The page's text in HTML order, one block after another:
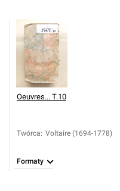
Oeuvres... T.10
Twórca: Voltaire (1694-1778)
Formaty